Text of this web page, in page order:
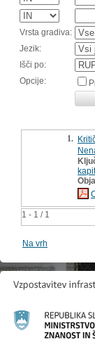
Vrsta gradiva:
Jezik:
Išči po:
Opcije:
1 - 1 / 1
1.
Na vrh